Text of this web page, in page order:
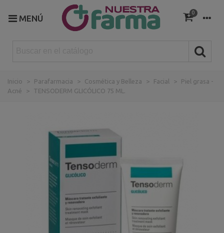
MENÚ
0
Inicio > Parafarmacia > Cosmética y Belleza > Facial >
Piel grasa -
Acné
> TENSODERM GLICÓLICO 75 ML.